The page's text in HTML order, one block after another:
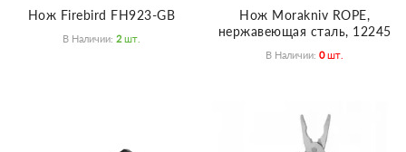
Нож Firebird FH923-GB
В Наличии: 2 Шт.
Нож Morakniv ROPE,
нержавеющая сталь, 12245
В Наличии: 0 Шт.